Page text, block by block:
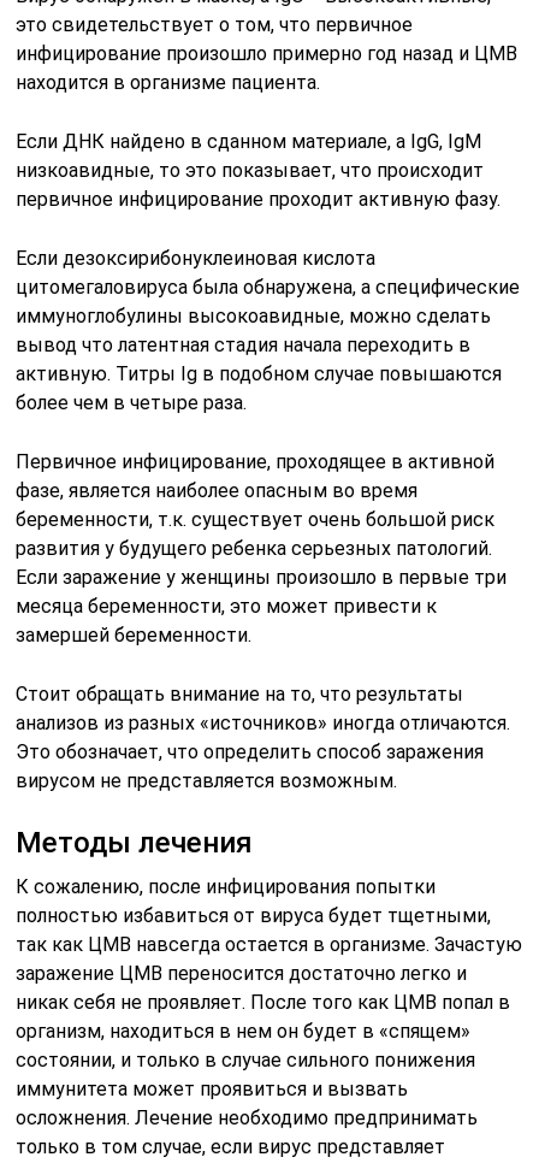
это свидетельствует о том, что первичное
инфицирование произошло примерно год назад и ЦМВ
находится в организме пациента.
Если ДНК найдено в сданном материале, а IgG, IgM
низкоавидные, то это показывает, что происходит
первичное инфицирование проходит активную фазу.
Если дезоксирибонуклеиновая кислота
цитомегаловируса была обнаружена, а специфические
иммуноглобулины высокоавидные, можно сделать
вывод что латентная стадия начала переходить в
активную. Титры Ig в подобном случае повышаются
более чем в четыре раза.
Первичное инфицирование, проходящее в активной
фазе, является наиболее опасным во время
беременности, т.к. существует очень большой риск
развития у будущего ребенка серьезных патологий.
Если заражение у женщины произошло в первые три
месяца беременности, это может привести к
замершей беременности.
Стоит обращать внимание на то, что результаты
анализов из разных «источников» иногда отличаются.
Это обозначает, что определить способ заражения
вирусом не представляется возможным.
Методы лечения
К сожалению, после инфицирования попытки
полностью избавиться от вируса будет тщетными,
так как ЦМВ навсегда остается в организме. Зачастую
заражение ЦМВ переносится достаточно легко и
никак себя не проявляет. После того как ЦМВ попал в
организм, находиться в нем он будет в «спящем»
состоянии, и только в случае сильного понижения
иммунитета может проявиться и вызвать
осложнения. Лечение необходимо предпринимать
только в том случае, если вирус представляет